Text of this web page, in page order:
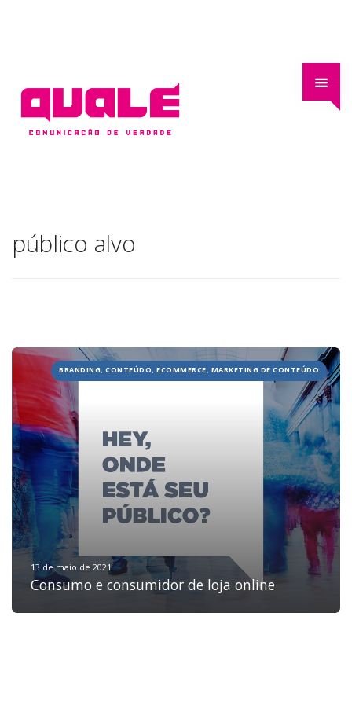
TECH
BLOG
DEPOIMENTOS
CONTATO
público alvo
BRANDING, CONTEÚDO, ECOMMERCE, MARKETING DE CONTEÚDO
13 de maio de 2021
Consumo e consumidor de loja online